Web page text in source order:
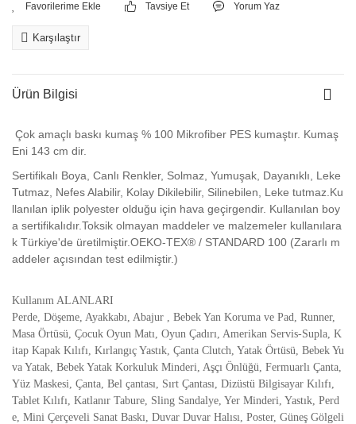
Tavsiye Et Yorum Yaz
Karşılaştır
Ürün Bilgisi
Çok amaçlı baskı kumaş % 100 Mikrofiber PES kumaştır. Kumaş
Eni 143 cm dir.
Sertifikalı Boya, Canlı Renkler, Solmaz, Yumuşak, Dayanıklı, Leke
Tutmaz, Nefes Alabilir, Kolay Dikilebilir, Silinebilen, Leke tutmaz.Ku
llanılan iplik polyester olduğu için hava geçirgendir. Kullanılan boy
a sertifikalıdır.Toksik olmayan maddeler ve malzemeler kullanılara
k Türkiye'de üretilmiştir.OEKO-TEX® / STANDARD 100 (Zararlı m
addeler açısından test edilmiştir.)
Kullanım ALANLARI
Perde, Döşeme, Ayakkabı, Abajur , Bebek Yan Koruma ve Pad, Runner,
Masa Örtüsü, Çocuk Oyun Matı, Oyun Çadırı, Amerikan Servis-Supla, K
itap Kapak Kılıfı, Kırlangıç Yastık, Çanta Clutch, Yatak Örtüsü, Bebek Yu
va Yatak, Bebek Yatak Korkuluk Minderi, Aşçı Önlüğü, Fermuarlı Çanta,
Yüz Maskesi, Çanta, Bel çantası, Sırt Çantası, Dizüstü Bilgisayar Kılıfı,
Tablet Kılıfı, Katlanır Tabure, Sling Sandalye, Yer Minderi, Yastık, Perd
e, Mini Çerçeveli Sanat Baskı, Duvar Duvar Halısı, Poster, Güneş Gölgeli